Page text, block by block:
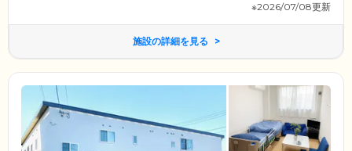
※2026/07/08更新
施設の詳細を見る